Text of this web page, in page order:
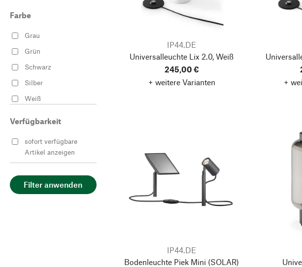
Farbe
Grau
Grün
Schwarz
Silber
Weiß
Verfügbarkeit
sofort verfügbare
Artikel anzeigen
Filter anwenden
IP44.DE
Universalleuchte Lix 2.0, Weiß
245,00 €
+ weitere Varianten
+
IP44.DE
Bodenleuchte Piek Mini (SOLAR)